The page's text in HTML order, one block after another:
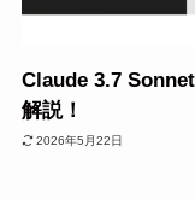
Claude 3.7
解説！
2026年5月22日